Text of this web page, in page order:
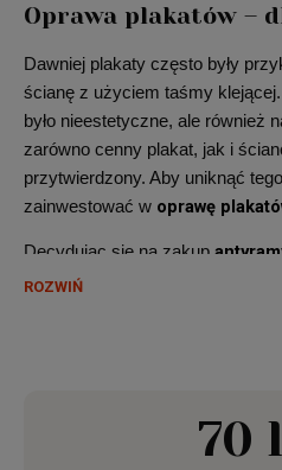
Oprawa plakatów –
Dawniej plakaty często były
ścianę z użyciem taśmy
było nieestetyczne, ale również
zarówno cenny plakat, jak i
przytwierdzony. Aby uniknąć
zainwestować w oprawę
Decydując się na zakup
się zarówno o kondycję ściany,
stają się
ROZWIŃ
70